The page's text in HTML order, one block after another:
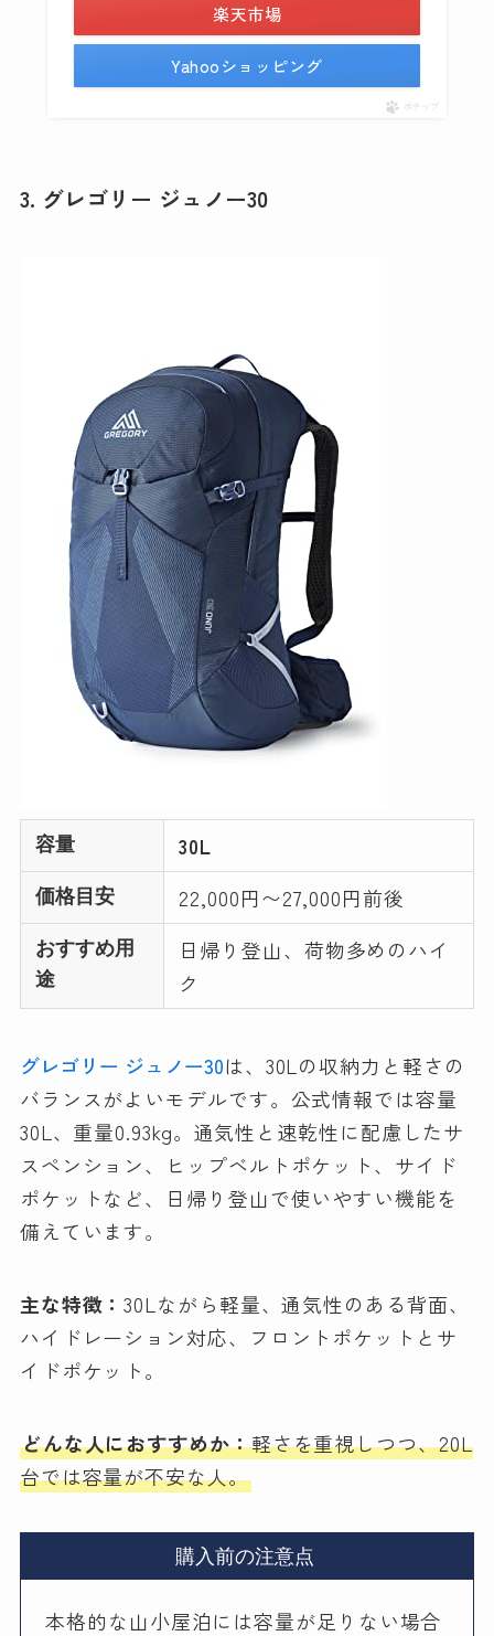
楽天市場
Yahooショッピング
ポチップ
3. グレゴリー ジュノー30
容量 30L
価格目安 22,000円〜27,000円前後
おすすめ用
途
日帰り登山、荷物多めのハイ
ク
グレゴリー ジュノー30は、30Lの収納力と軽さの
バランスがよいモデルです。公式情報では容量
30L、重量0.93kg。通気性と速乾性に配慮したサ
スペンション、ヒップベルトポケット、サイド
ポケットなど、日帰り登山で使いやすい機能を
備えています。
主な特徴：30Lながら軽量、通気性のある背面、
ハイドレーション対応、フロントポケットとサ
イドポケット。
どんな人におすすめか：軽さを重視しつつ、20L
台では容量が不安な人。
購入前の注意点
本格的な山小屋泊には容量が足りない場合